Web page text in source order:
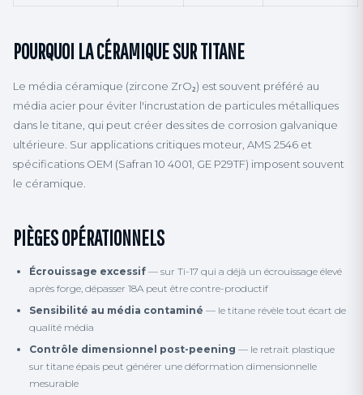
POURQUOI LA CÉRAMIQUE SUR TITANE
Le média céramique (zircone ZrO₂) est souvent préféré au
média acier pour éviter l'incrustation de particules métalliques
dans le titane, qui peut créer des sites de corrosion galvanique
ultérieure. Sur applications critiques moteur, AMS 2546 et
spécifications OEM (Safran 10 4001, GE P29TF) imposent souvent
le céramique.
PIÈGES OPÉRATIONNELS
Écrouissage excessif — sur Ti-17 qui a déjà un écrouissage élevé
après forge, dépasser 18A peut être contre-productif
Sensibilité au média contaminé — le titane révèle tout écart de
qualité média
Contrôle dimensionnel post-peening — le retrait plastique
sur titane épais peut générer une déformation dimensionnelle
mesurable